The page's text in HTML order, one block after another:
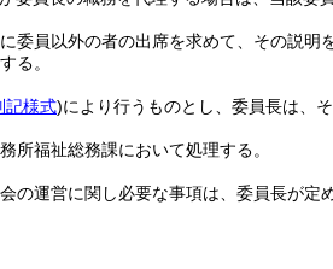
委員以外の者の出席を求めて、その説明
る。
記様式)により行うものとし、委員長は、
所福祉総務課において処理する。
の運営に関し必要な事項は、委員長が定め